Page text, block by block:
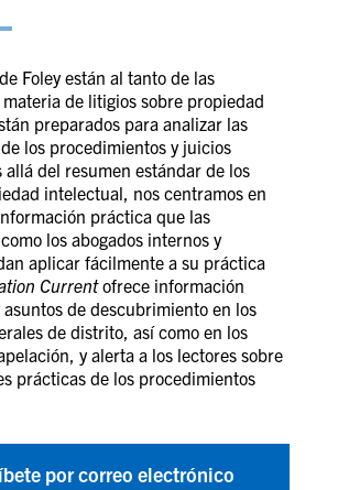
Foley están al tanto de las
de litigios sobre propiedad
preparados para analizar las
los procedimientos y juicios
allá del resumen estándar de los
intelectual, nos centramos en
práctica que las
los abogados internos y
aplicar fácilmente a su práctica
Currentofrece información
de descubrimiento en los
de distrito, así como en los
y alerta a los lectores sobre
prácticas de los procedimientos
por correo electrónico